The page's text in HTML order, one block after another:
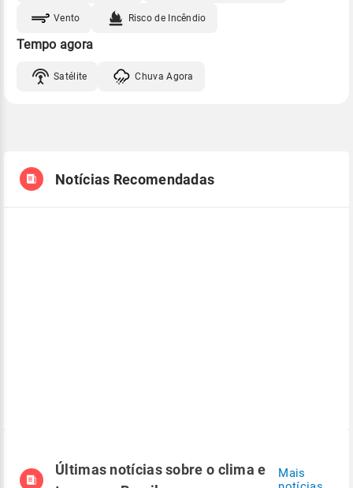
Vento Risco de Incêndio
Tempo agora
Satélite Chuva Agora
Notícias Recomendadas
Últimas notícias sobre o clima e
Mais